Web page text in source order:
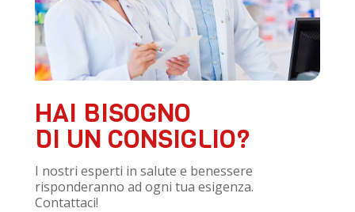
HAI BISOGNO
DI UN CONSIGLIO?
I nostri esperti in salute e benessere
risponderanno ad ogni tua esigenza.
Contattaci!